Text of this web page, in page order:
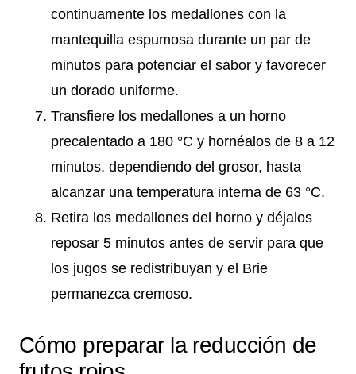
continuamente los medallones con la
mantequilla espumosa durante un par de
minutos para potenciar el sabor y favorecer
un dorado uniforme.
Transfiere los medallones a un horno
precalentado a 180 °C y hornéalos de 8 a 12
minutos, dependiendo del grosor, hasta
alcanzar una temperatura interna de 63 °C.
Retira los medallones del horno y déjalos
reposar 5 minutos antes de servir para que
los jugos se redistribuyan y el Brie
permanezca cremoso.
Cómo preparar la reducción de